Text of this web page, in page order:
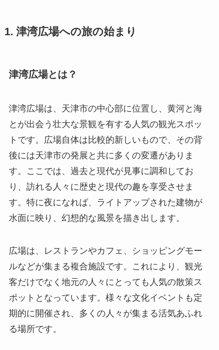
1. 津湾広場への旅の始まり
津湾広場とは？
津湾広場は、天津市の中心部に位置し、黄河と海
とが出会う壮大な景観を有する人気の観光スポッ
トです。広場自体は比較的新しいもので、その背
後には天津市の発展と共に多くの変遷がありま
す。ここでは、過去と現代が見事に調和してお
り、訪れる人々に歴史と現代の趣を享受させま
す。特に夜になれば、ライトアップされた建物が
水面に映り、幻想的な風景を描き出します。
広場は、レストランやカフェ、ショッピングモー
ルなどが集まる複合施設です。これにより、観光
客だけでなく地元の人々にとっても人気の散策ス
ポットとなっています。様々な文化イベントも定
期的に開催され、多くの人々が集まる活気あふれ
る場所です。